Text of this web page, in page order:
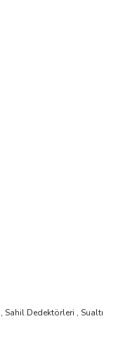
,Sahil Dedektörleri ,Sualtı